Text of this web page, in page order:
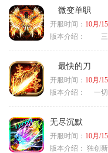
微变单职
开服时间： 10月/
版本介绍：
三
最快的刀
开服时间： 10月/
版本介绍：
一切
无尽沉默
开服时间： 10月/
版本介绍： 独创